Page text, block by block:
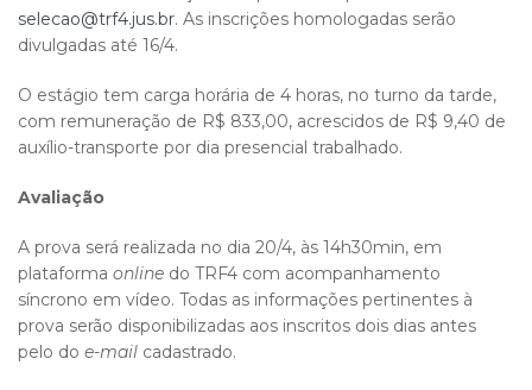
selecao@trf4.jus.br. As inscrições homologadas serão
divulgadas até 16/4.
O estágio tem carga horária de 4 horas, no turno da tarde,
com remuneração de R$ 833,00, acrescidos de R$ 9,40 de
auxílio-transporte por dia presencial trabalhado.
Avaliação
A prova será realizada no dia 20/4, às 14h30min, em
plataforma online do TRF4 com acompanhamento
síncrono em vídeo. Todas as informações pertinentes à
prova serão disponibilizadas aos inscritos dois dias antes
pelo do e-mail cadastrado.